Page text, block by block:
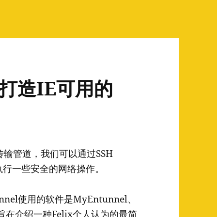
造IE可用的
管道，我们可以通过SSH
一些安全的网络操作。
使用的软件是MyEntunnel、
介绍一种Felix个人认为的最简